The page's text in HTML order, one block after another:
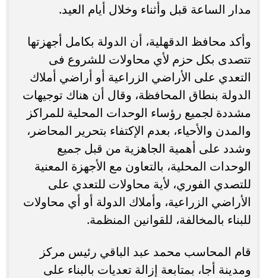
مدار الساعة قبل وأثناء وخلال أيام العيد.
وأكد محافظ الدقهلية، أن الدولة بكامل أجهزتها
تتصدى بكل حزم لأي محاولات للشروع فى
التعدي على الأراضي الزراعية أو أراضي أملاك
الدولة بنطاق المحافظة، وقال أن هناك توجيهات
مشددة لجميع رؤساء الوحدات المحلية للمراكز
والمدن والأحياء، بعدم الإكتفاء بتحرير المحاضر،
وشدد على أهمية الجاهزية من قبل جميع
الوحدات المحلية، بالتعاون مع الأجهزة المعنية
للتصدي الفوري، لأية محاولات للتعدي على
الأراضي الزراعية، وأملاك الدولة أو أي محاولات
للبناء بالمخالفة، للقوانين المنظمة.
قام المحاسب محمد عبد الباقي رئيس مركز
ومدينة أجا، بمتابعة إزالة تعديات بالبناء على